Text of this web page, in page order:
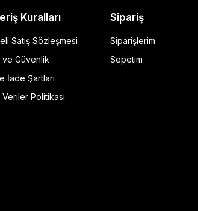
Çantası Siyah
Kuralları
Satış Sözleşmesi
ve Güvenlik
İade Şartları
Politikası
Sipariş
Siparişlerim
Sepetim